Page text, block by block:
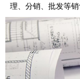
理、分销、批发等销